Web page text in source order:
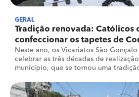
GERAL
Tradição renovada: Católicos
confeccionar os tapetes de
Neste ano, os Vicariatos São
celebrar as três décadas de
município, que se tornou uma